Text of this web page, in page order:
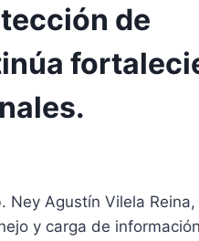
de
Ney Agustín Vilela
y carga de